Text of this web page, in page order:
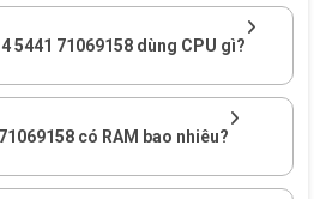
5441 71069158 dùng CPU gì?
có RAM bao nhiêu?